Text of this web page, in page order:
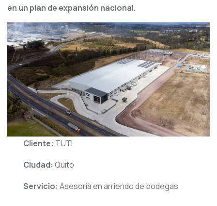
en un plan de expansión nacional.
Cliente: TUTI
Ciudad: Quito
Servicio: Asesoría en arriendo de bodegas